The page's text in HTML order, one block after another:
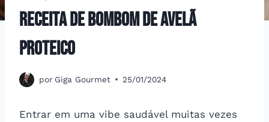
Receita de Bombom de Avelã
Proteico
por Giga Gourmet 25/01/2024
Entrar em uma vibe saudável muitas vezes